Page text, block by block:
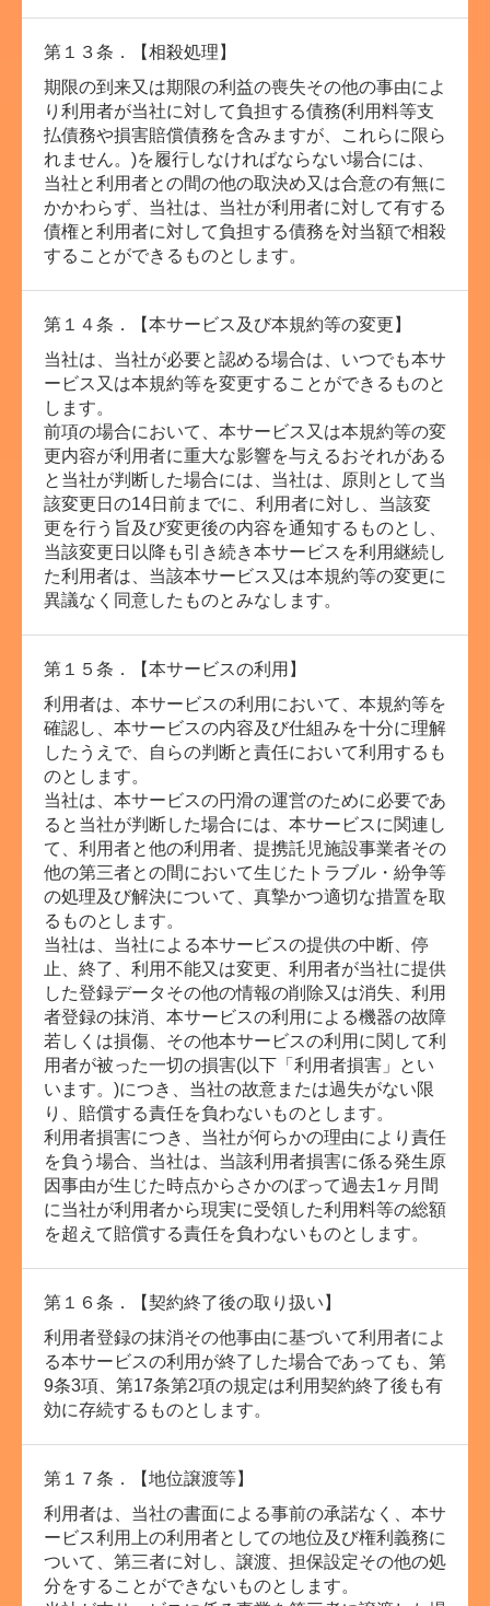
第１３条．【相殺処理】
期限の到来又は期限の利益の喪失その他の事由によ
り利用者が当社に対して負担する債務(利用料等支
払債務や損害賠償債務を含みますが、これらに限ら
れません。)を履行しなければならない場合には、
当社と利用者との間の他の取決め又は合意の有無に
かかわらず、当社は、当社が利用者に対して有する
債権と利用者に対して負担する債務を対当額で相殺
することができるものとします。
第１４条．【本サービス及び本規約等の変更】
当社は、当社が必要と認める場合は、いつでも本サ
ービス又は本規約等を変更することができるものと
します。
前項の場合において、本サービス又は本規約等の変
更内容が利用者に重大な影響を与えるおそれがある
と当社が判断した場合には、当社は、原則として当
該変更日の14日前までに、利用者に対し、当該変
更を行う旨及び変更後の内容を通知するものとし、
当該変更日以降も引き続き本サービスを利用継続し
た利用者は、当該本サービス又は本規約等の変更に
異議なく同意したものとみなします。
第１５条．【本サービスの利用】
利用者は、本サービスの利用において、本規約等を
確認し、本サービスの内容及び仕組みを十分に理解
したうえで、自らの判断と責任において利用するも
のとします。
当社は、本サービスの円滑の運営のために必要であ
ると当社が判断した場合には、本サービスに関連し
て、利用者と他の利用者、提携託児施設事業者その
他の第三者との間において生じたトラブル・紛争等
の処理及び解決について、真摯かつ適切な措置を取
るものとします。
当社は、当社による本サービスの提供の中断、停
止、終了、利用不能又は変更、利用者が当社に提供
した登録データその他の情報の削除又は消失、利用
者登録の抹消、本サービスの利用による機器の故障
若しくは損傷、その他本サービスの利用に関して利
用者が被った一切の損害(以下「利用者損害」とい
います。)につき、当社の故意または過失がない限
り、賠償する責任を負わないものとします。
利用者損害につき、当社が何らかの理由により責任
を負う場合、当社は、当該利用者損害に係る発生原
因事由が生じた時点からさかのぼって過去1ヶ月間
に当社が利用者から現実に受領した利用料等の総額
を超えて賠償する責任を負わないものとします。
第１６条．【契約終了後の取り扱い】
利用者登録の抹消その他事由に基づいて利用者によ
る本サービスの利用が終了した場合であっても、第
9条3項、第17条第2項の規定は利用契約終了後も有
効に存続するものとします。
第１７条．【地位譲渡等】
利用者は、当社の書面による事前の承諾なく、本サ
ービス利用上の利用者としての地位及び権利義務に
ついて、第三者に対し、譲渡、担保設定その他の処
分をすることができないものとします。